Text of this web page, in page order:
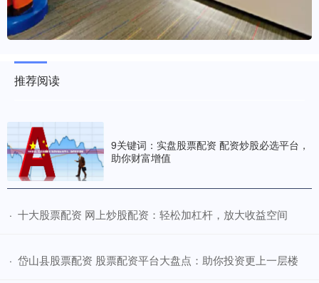
推荐阅读
9关键词：实盘股票配资 配资炒股必选平台，
助你财富增值
· ​十大股票配资 网上炒股配资：轻松加杠杆，放大收益空间
· ​岱山县股票配资 股票配资平台大盘点：助你投资更上一层楼